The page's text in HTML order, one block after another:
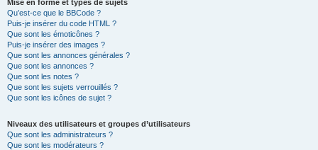
Mise en forme et types de sujets
Qu’est-ce que le BBCode ?
Puis-je insérer du code HTML ?
Que sont les émoticônes ?
Puis-je insérer des images ?
Que sont les annonces générales ?
Que sont les annonces ?
Que sont les notes ?
Que sont les sujets verrouillés ?
Que sont les icônes de sujet ?
Niveaux des utilisateurs et groupes d’utilisateurs
Que sont les administrateurs ?
Que sont les modérateurs ?